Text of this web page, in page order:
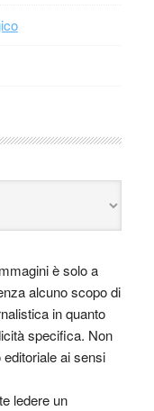
è solo a
alcuno scopo di
in quanto
specifica. Non
ai sensi
ledere un